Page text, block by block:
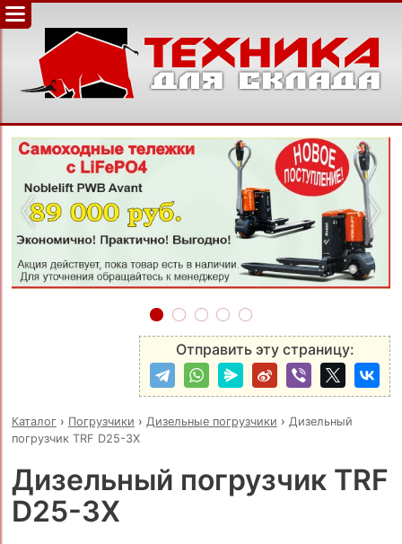
‹ ›
Отправить эту страницу:
Каталог› Погрузчики › Дизельные погрузчики › Дизельный
погрузчик TRF D25-3X
Дизельный погрузчик TRF
D25-3X